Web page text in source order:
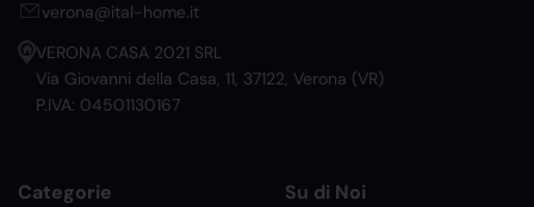
verona@ital-home.it
VERONA CASA 2021 SRL
Via Giovanni della Casa, 11, 37122, Verona (VR)
P.IVA: 04501130167
Categorie Su di Noi